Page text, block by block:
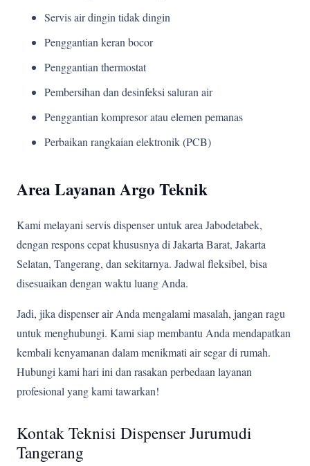
Servis air dingin tidak dingin
Penggantian keran bocor
Penggantian thermostat
Pembersihan dan desinfeksi saluran air
Penggantian kompresor atau elemen pemanas
Perbaikan rangkaian elektronik (PCB)
Area Layanan Argo Teknik
Kami melayani servis dispenser untuk area Jabodetabek,
dengan respons cepat khususnya di Jakarta Barat, Jakarta
Selatan, Tangerang, dan sekitarnya. Jadwal fleksibel, bisa
disesuaikan dengan waktu luang Anda.
Jadi, jika dispenser air Anda mengalami masalah, jangan ragu
untuk menghubungi. Kami siap membantu Anda mendapatkan
kembali kenyamanan dalam menikmati air segar di rumah.
Hubungi kami hari ini dan rasakan perbedaan layanan
profesional yang kami tawarkan!
Kontak Teknisi Dispenser Jurumudi
Tangerang